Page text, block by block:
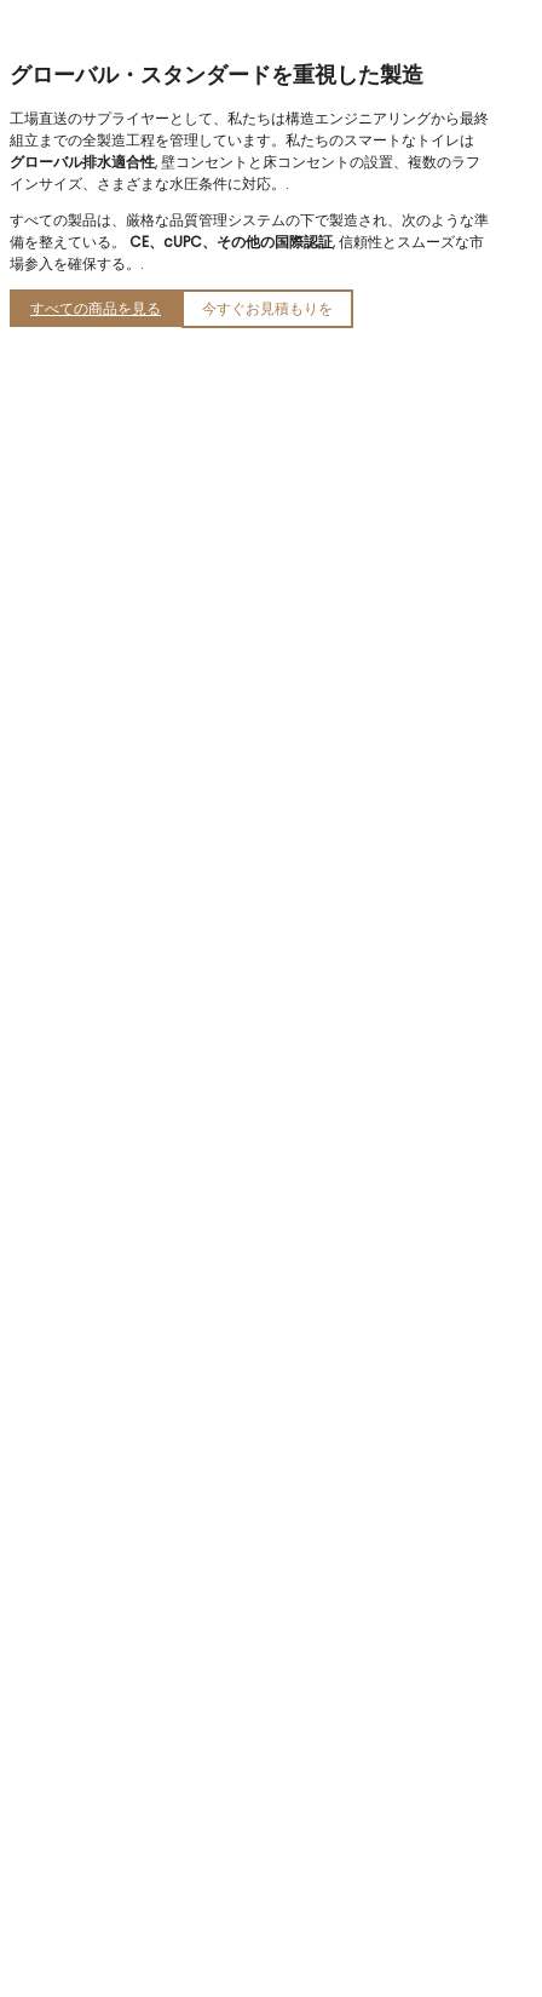
グローバル・スタンダードを重視した製造
工場直送のサプライヤーとして、私たちは構造エンジニアリングから最終
組立までの全製造工程を管理しています。私たちのスマートなトイレは
グローバル排水適合性, 壁コンセントと床コンセントの設置、複数のラフ
インサイズ、さまざまな水圧条件に対応。.
すべての製品は、厳格な品質管理システムの下で製造され、次のような準
備を整えている。 CE、cUPC、その他の国際認証, 信頼性とスムーズな市
場参入を確保する。.
すべての商品を見る 今すぐお見積もりを